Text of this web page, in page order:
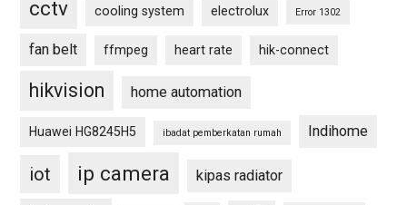
cctv cooling system electrolux Error 1302
fan belt ffmpeg heart rate hik-connect
hikvision home automation
Huawei HG8245H5 ibadat pemberkatan rumah Indihome
iot ip camera kipas radiator